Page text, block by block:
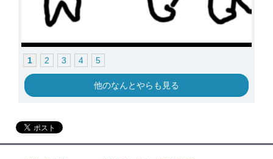
1 2 3 4 5
他のなんとやらも見る